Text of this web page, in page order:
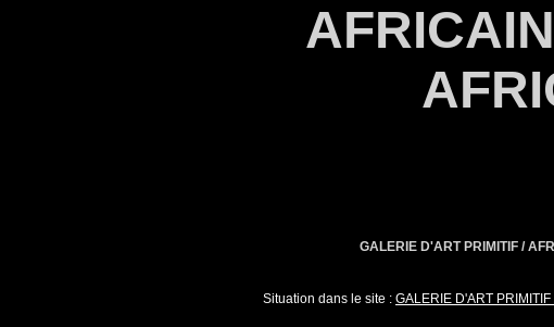
GALERIE D'ART PRIMITIF /
Situation dans le site : GALERIE D'ART